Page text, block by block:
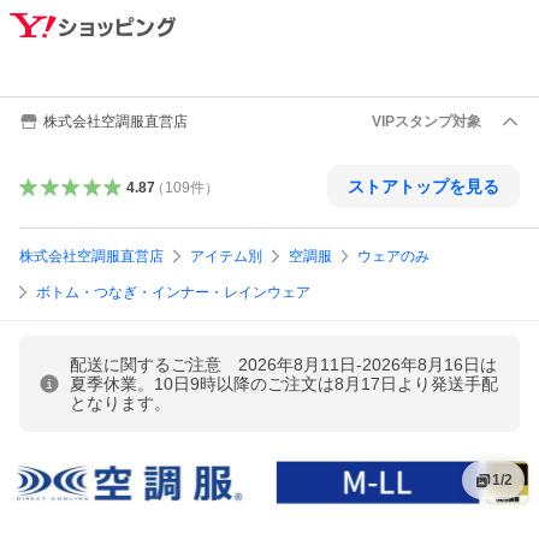
株式会社空調服直営店 VIPスタンプ対象
4.87（ 109件） ストアトップを見る
株式会社空調服直営店 アイテム別 空調服 ウェアのみ
ボトム・つなぎ・インナー・レインウェア
配送に関するご注意 2026年8月11日-2026年8月16日は
夏季休業。10日9時以降のご注文は8月17日より発送手配
となります。
1/2